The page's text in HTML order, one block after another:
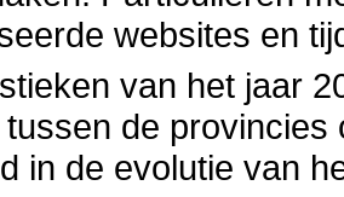
websites en
van het jaar
de
in de evolutie van